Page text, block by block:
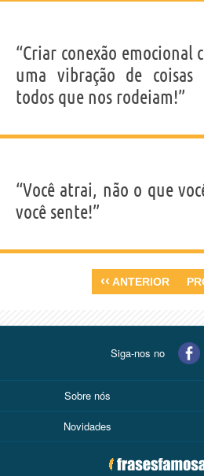
“Criar conexão emocional
uma vibração de coisas
todos que nos rodeiam!”
“Você atrai, não o que
você sente!”
‹‹ ANTERIOR
Siga-nos no
Sobre nós
Novidades